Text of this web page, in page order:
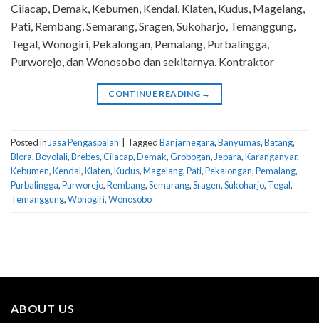
Cilacap, Demak, Kebumen, Kendal, Klaten, Kudus, Magelang,
Pati, Rembang, Semarang, Sragen, Sukoharjo, Temanggung,
Tegal, Wonogiri, Pekalongan, Pemalang, Purbalingga,
Purworejo, dan Wonosobo dan sekitarnya. Kontraktor
CONTINUE READING →
Posted in Jasa Pengaspalan TaggedBanjarnegara,Banyumas,Batang,
Blora,Boyolali,Brebes,Cilacap,Demak,Grobogan, Jepara,Karanganyar,
Kebumen,Kendal,Klaten,Kudus,Magelang,Pati,Pekalongan,Pemalang,
Purbalingga,Purworejo,Rembang,Semarang,Sragen,Sukoharjo, Tegal,
Temanggung,Wonogiri,Wonosobo
ABOUT US